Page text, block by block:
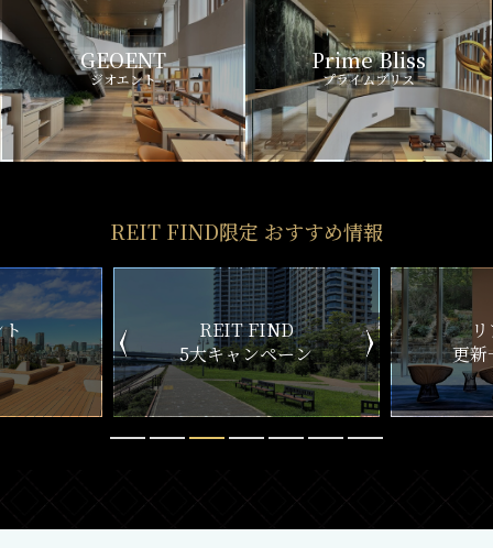
GEOENT
ジオエント
Prime Bliss
プライムブリス
REIT FIND限定 おすすめ情報
ン
リアルタイム
更新一覧チェック
新